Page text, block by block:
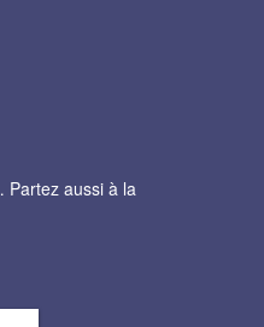
Partez aussi à la